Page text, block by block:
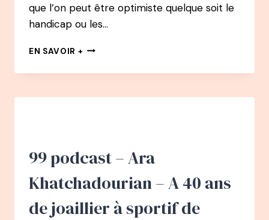
que l’on peut être optimiste quelque soit le
handicap ou les…
EN SAVOIR + 100
–
CROIZON
À
NAGE
BRAS
99 podcast – Ara
Khatchadourian – A 40 ans
de joaillier à sportif de